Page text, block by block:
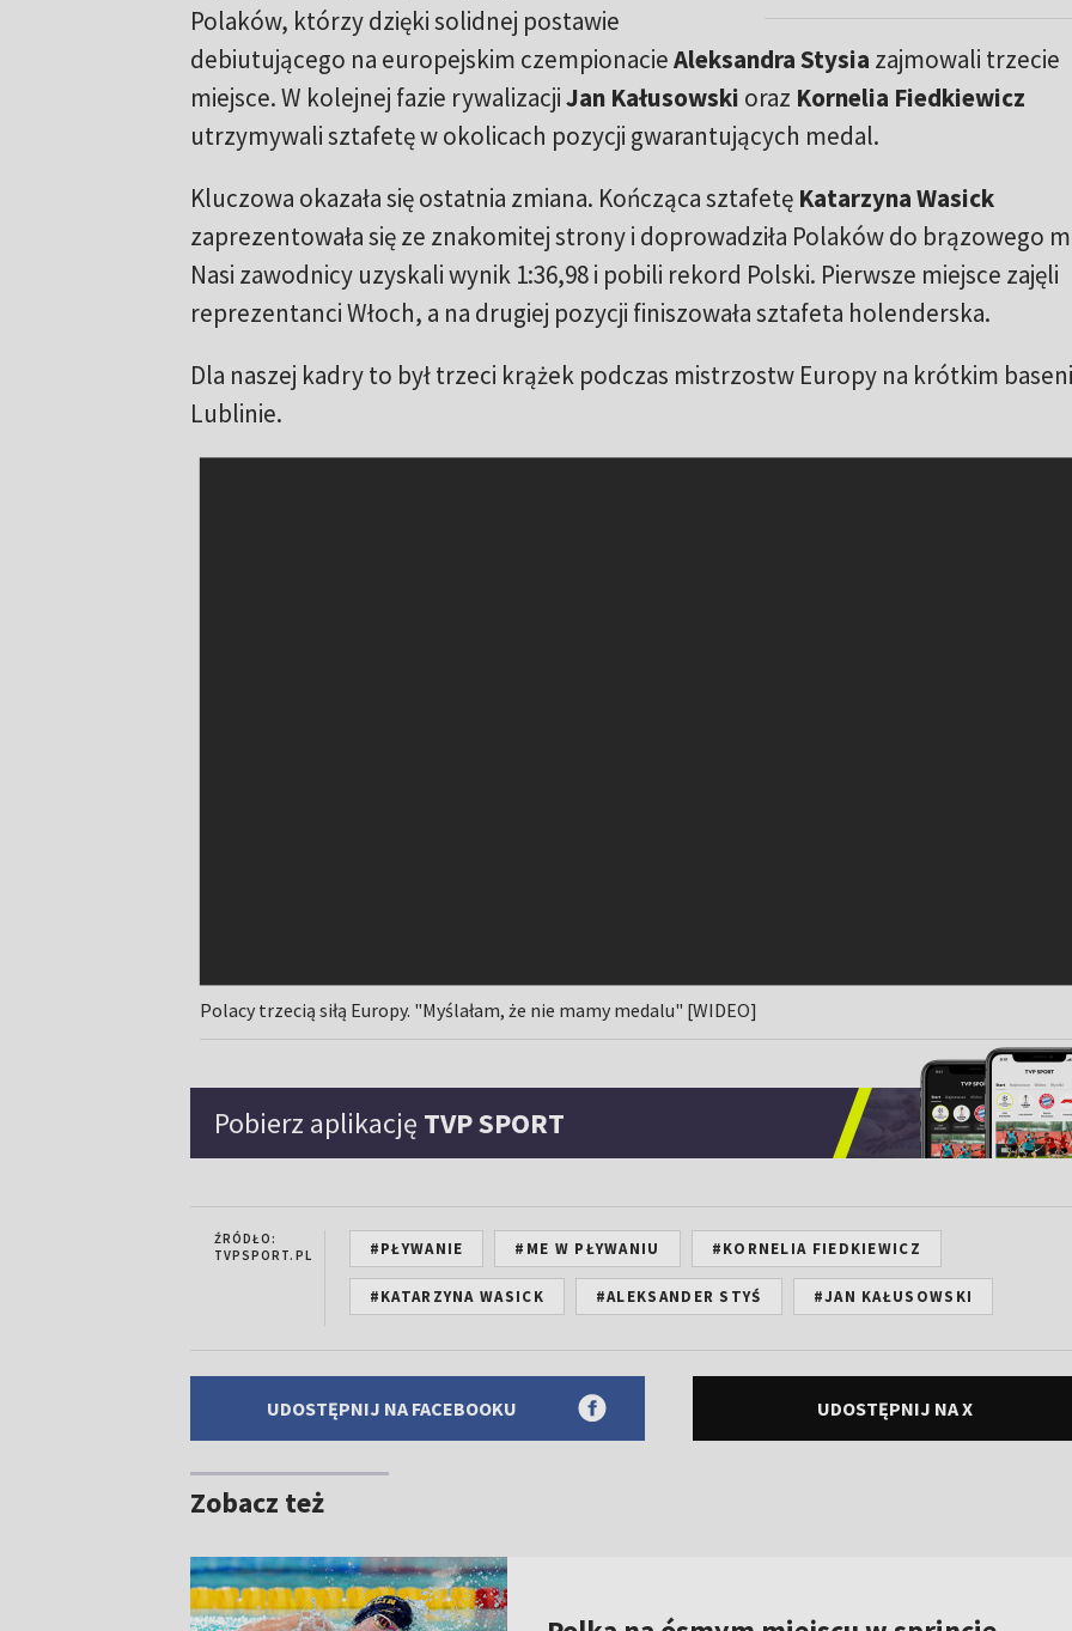
Polaków, którzy dzięki solidnej postawie
debiutującego na europejskim czempionacieAleksandra Stysia zajmowali trzecie
miejsce. W kolejnej fazie rywalizacjiJan Kałusowski oraz Kornelia Fiedkiewicz
utrzymywali sztafetę w okolicach pozycji gwarantujących medal.
Kluczowa okazała się ostatnia zmiana. Kończąca sztafetę Katarzyna Wasick
zaprezentowała się ze znakomitej strony i doprowadziła Polaków do brązowego
Nasi zawodnicy uzyskali wynik 1:36,98 i pobili rekord Polski. Pierwsze miejsce zajęli
reprezentanci Włoch, a na drugiej pozycji finiszowała sztafeta holenderska.
Dla naszej kadry to był trzeci krążek podczas mistrzostw Europy na krótkim
Lublinie.
Polacy trzecią siłą Europy. "Myślałam, że nie mamy medalu" [WIDEO]
Pobierz aplikację TVP SPORT
ŹRÓDŁO:
TVPSPORT.PL
#PŁYWANIE #ME W PŁYWANIU #KORNELIA FIEDKIEWICZ
#KATARZYNA WASICK #ALEKSANDER STYŚ #JAN KAŁUSOWSKI
UDOSTĘPNIJ NA FACEBOOKU UDOSTĘPNIJ NA X
Zobacz też